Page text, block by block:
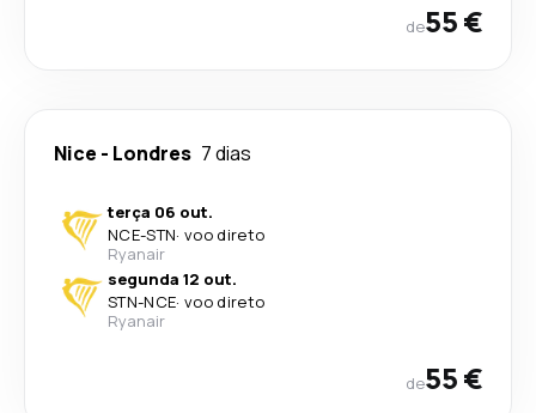
de55 €
Nice - Londres 7 dias
terça 06 out.
NCE-STN· voo direto
Ryanair
segunda 12 out.
STN-NCE· voo direto
Ryanair
de55 €